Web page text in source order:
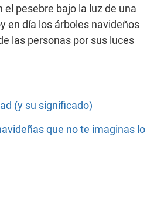
el pesebre bajo la luz de una
en día los árboles navideños
las personas por sus luces
(y su significado)
que no te imaginas lo